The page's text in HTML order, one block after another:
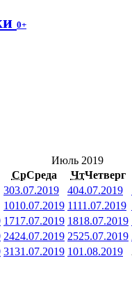
0+
Июль 2019
СрСреда ЧтЧетверг
303.07.2019 404.07.2019
1010.07.2019 1111.07.2019
1717.07.2019 1818.07.2019
2424.07.2019 2525.07.2019
3131.07.2019 101.08.2019